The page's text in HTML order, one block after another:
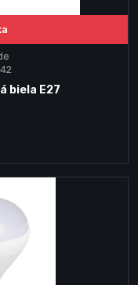
biela E27